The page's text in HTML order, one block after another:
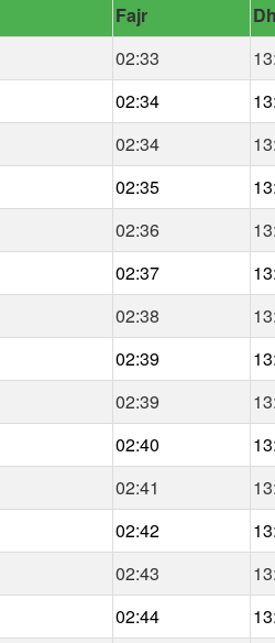
Fajr
02:33
02:34
02:34
02:35
02:36
02:37
02:38
02:39
02:39
02:40
02:41
02:42
02:43
02:44